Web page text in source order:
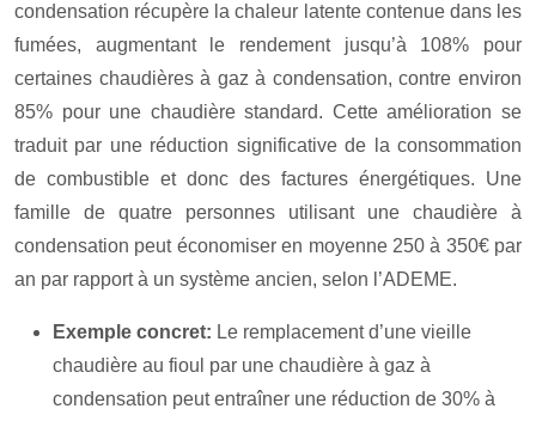
condensation récupère la chaleur latente contenue dans les
fumées, augmentant le rendement jusqu’à 108% pour
certaines chaudières à gaz à condensation, contre environ
85% pour une chaudière standard. Cette amélioration se
traduit par une réduction significative de la consommation
de combustible et donc des factures énergétiques. Une
famille de quatre personnes utilisant une chaudière à
condensation peut économiser en moyenne 250 à 350€ par
an par rapport à un système ancien, selon l’ADEME.
Exemple concret: Le remplacement d’une vieille
chaudière au fioul par une chaudière à gaz à
condensation peut entraîner une réduction de 30% à